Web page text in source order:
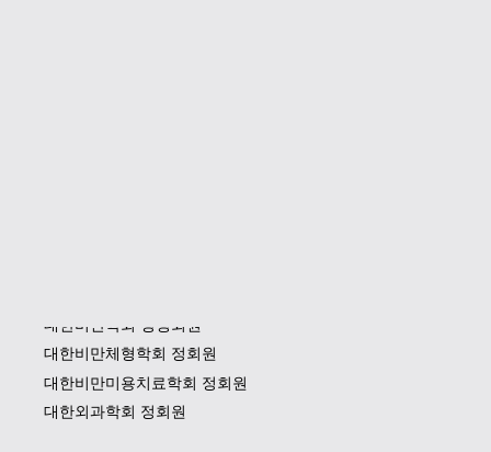
대한비만학회 평생회원
대한비만체형학회 정회원
대한비만미용치료학회 정회원
대한외과학회 정회원